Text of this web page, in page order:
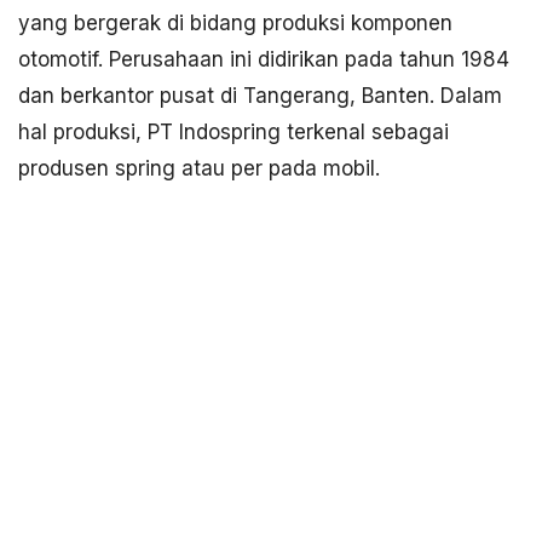
yang bergerak di bidang produksi komponen
otomotif. Perusahaan ini didirikan pada tahun 1984
dan berkantor pusat di Tangerang, Banten. Dalam
hal produksi, PT Indospring terkenal sebagai
produsen spring atau per pada mobil.